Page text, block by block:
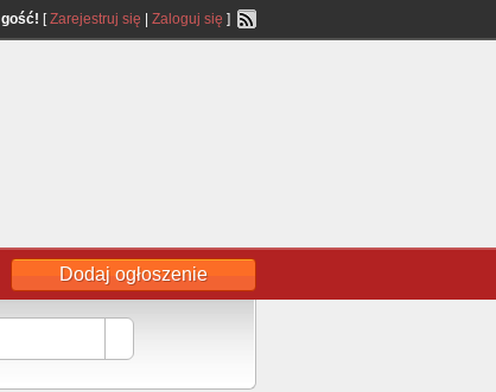
gość! [Zarejestruj się Zaloguj się ]
Dodaj ogłoszenie